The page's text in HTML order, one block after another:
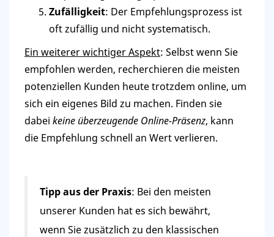
Zufälligkeit: Der Empfehlungsprozess ist
oft zufällig und nicht systematisch.
Ein weiterer wichtiger Aspekt: Selbst wenn Sie
empfohlen werden, recherchieren die meisten
potenziellen Kunden heute trotzdem online, um
sich ein eigenes Bild zu machen. Finden sie
dabei keine überzeugende Online-Präsenz, kann
die Empfehlung schnell an Wert verlieren.
Tipp aus der Praxis: Bei den meisten
unserer Kunden hat es sich bewährt,
wenn Sie zusätzlich zu den klassischen